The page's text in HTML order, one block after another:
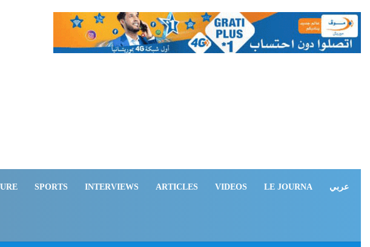
SPORTS INTERVIEWS ARTICLES VIDEOS LE JOURNA عربي